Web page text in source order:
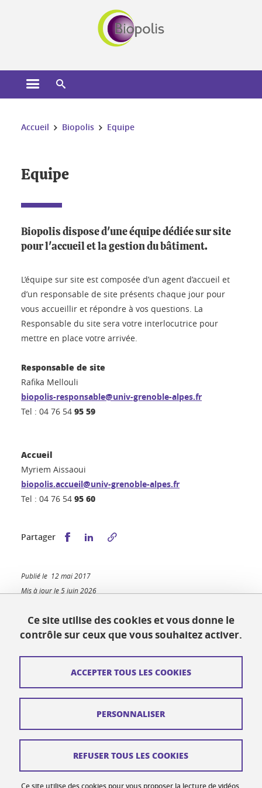
Ouvrir le menu principal
Vous êtes ici :
Accueil Biopolis Equipe
Equipe
Biopolis dispose d'une équipe dédiée sur site
pour l'accueil et la gestion du bâtiment.
L’équipe sur site est composée d’un agent d’accueil et
d’un responsable de site présents chaque jour pour
vous accueillir et répondre à vos questions. La
Responsable du site sera votre interlocutrice pour
mettre en place votre arrivée.
Responsable de site
Rafika Mellouli
biopolis-responsable@univ-grenoble-alpes.fr
Tel : 04 76 54 95 59
Accueil
Myriem Aissaoui
biopolis.accueil@univ-grenoble-alpes.fr
Tel : 04 76 54 95 60
Partager Partager sur Facebook
Partager sur LinkedIn
Publié le 12 mai 2017
Mis à jour le 5 juin 2026
38700 La Tronche
biopolis-accueil@univ-grenoble-alpes.fr
Crédits
Ce site utilise des cookies et vous donne le
contrôle sur ceux que vous souhaitez activer.
Ce site utilise des cookies pour vous proposer la lecture de vidéos,
ACCEPTER TOUS LES COOKIES
REFUSER TOUS LES COOKIES
PERSONNALISER